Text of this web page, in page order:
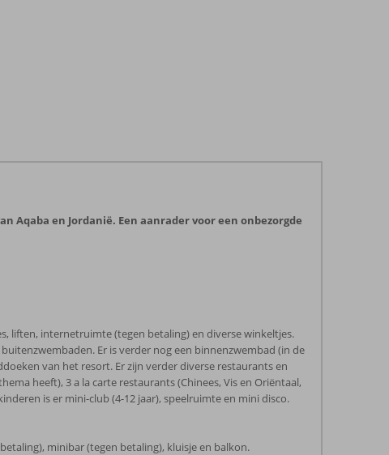
en Jordanië. Een aanrader voor een onbezorgde
liften, internetruimte (tegen betaling) en diverse winkeltjes.
Er is verder nog een binnenzwembad (in de
van het resort. Er zijn verder diverse restaurants en
heeft), 3 a la carte restaurants (Chinees, Vis en Oriëntaal,
is er mini-club (4-12 jaar), speelruimte en mini disco.
minibar (tegen betaling), kluisje en balkon.